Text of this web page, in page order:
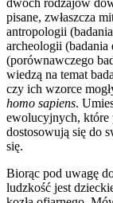
pisane, zwłaszcza
antropologii
archeologii
(porównawczego
wiedzą na temat
czy ich wzorce
homo sapiens.
ewolucyjnych, które
dostosowują się do
się.
Biorąc pod uwagę
ludzkość jest